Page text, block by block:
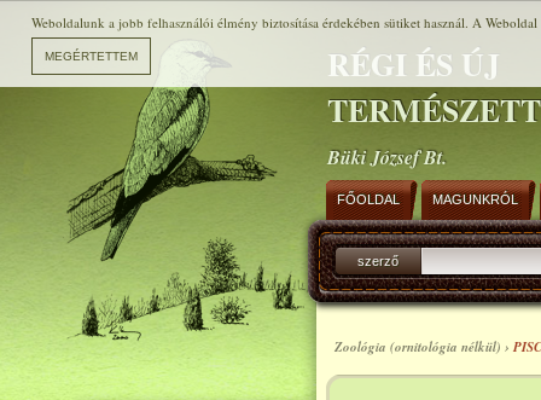
RÉGI ÉS ÚJ
Büki József Bt.
FŐOLDAL MAGUNKRÓL
szerző
Zoológia (ornitológia nélkül) ›
Weboldalunk a jobb felhasználói élmény biztosítása érdekében sütiket használ. A